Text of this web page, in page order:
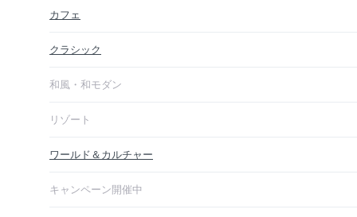
カフェ
クラシック
和風・和モダン
リゾート
ワールド＆カルチャー
キャンペーン開催中